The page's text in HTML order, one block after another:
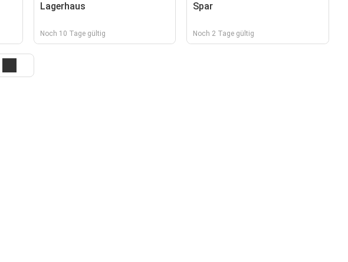
Lagerhaus
Noch 10 Tage gültig
Spar
Noch 2 Tage gültig